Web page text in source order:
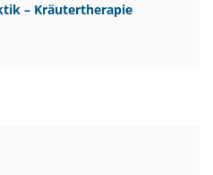
– Kräutertherapie